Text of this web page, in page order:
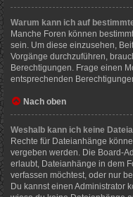
Warum kann ich auf
Manche Foren können
sein. Um diese einzusehen,
Vorgänge durchzuführen,
Berechtigungen. Frage einen
entsprechenden
Nach oben
Weshalb kann ich keine
Rechte für Dateianhänge
vergeben werden. Die Board-
erlaubt, Dateianhänge in dem
verfassen möchtest, oder nur
Du kannst einen Administrator